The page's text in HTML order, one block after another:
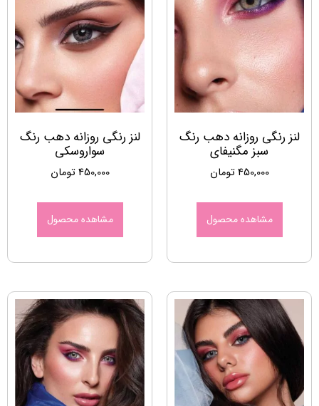
لنز رنگی روزانه دهب رنگ
سبز مگنیفای
450,000تومان
مشاهده محصول
لنز رنگی روزانه دهب رنگ
سواروسکی
450,000تومان
مشاهده محصول